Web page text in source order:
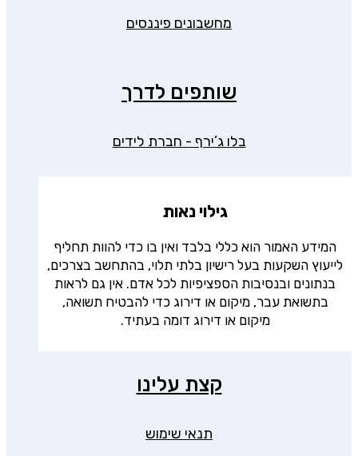
מחשבונים פיננסים
שותפים לדרך
בלו ג’ירף - חברת לידים
גילוי נאות
המידע האמור הוא כללי בלבד ואין בו כדי להוות תחליף
לייעוץ השקעות בעל רישיון בלתי תלוי, בהתחשב בצרכים,
בנתונים ובנסיבות הספציפיות לכל אדם. אין גם לראות
בתשואת עבר, מיקום או דירוג כדי להבטיח תשואה,
מיקום או דירוג דומה בעתיד.
קצת עלינו
תנאי שימוש